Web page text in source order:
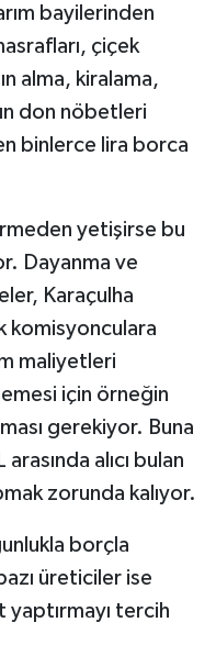
bayilerinden
çiçek
alma, kiralama,
don nöbetleri
binlerce lira borca
yetişirse bu
Dayanma ve
Karaçulha
komisyonculara
maliyetleri
için örneğin
gerekiyor. Buna
alıcı bulan
zorunda kalıyor.
borçla
üreticiler ise
yaptırmayı tercih